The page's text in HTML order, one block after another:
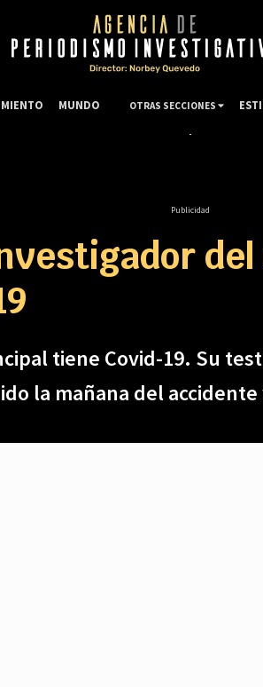
Publicidad
tiene Covid-19. Su
la mañana del
MUNDO OTRAS SECCIONES